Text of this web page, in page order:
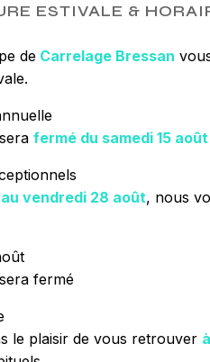
ESTIVALE &
de Carrelage Bressan
fermé du samedi 15
vendredi 28 août, nous
fermé
le plaisir de vous retrouver